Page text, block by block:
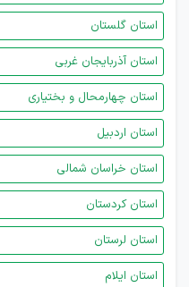
استان گلستان
استان آذربایجان غربی
استان چهارمحال و بختیاری
استان اردبیل
استان خراسان شمالی
استان کردستان
استان لرستان
استان ایلام